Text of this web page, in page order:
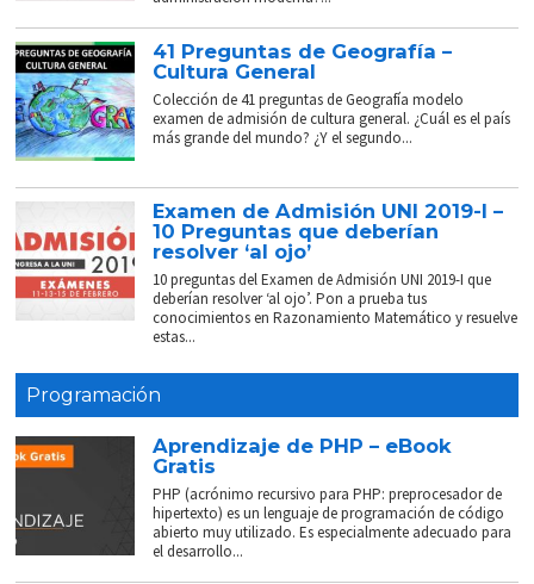
41 Preguntas de Geografía –
Cultura General
Colección de 41 preguntas de Geografía modelo
examen de admisión de cultura general. ¿Cuál es el país
más grande del mundo? ¿Y el segundo...
Examen de Admisión UNI 2019-I –
10 Preguntas que deberían
resolver ‘al ojo’
10 preguntas del Examen de Admisión UNI 2019-I que
deberían resolver ‘al ojo’. Pon a prueba tus
conocimientos en Razonamiento Matemático y resuelve
estas...
Programación
Aprendizaje de PHP – eBook
Gratis
PHP (acrónimo recursivo para PHP: preprocesador de
hipertexto) es un lenguaje de programación de código
abierto muy utilizado. Es especialmente adecuado para
el desarrollo...